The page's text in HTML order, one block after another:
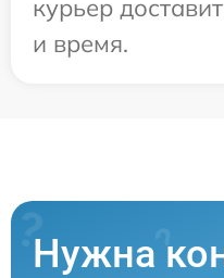
курьер
и время.
Нужна